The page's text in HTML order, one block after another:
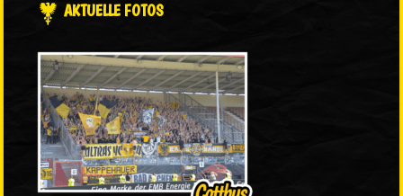
AKTUELLE FOTOS